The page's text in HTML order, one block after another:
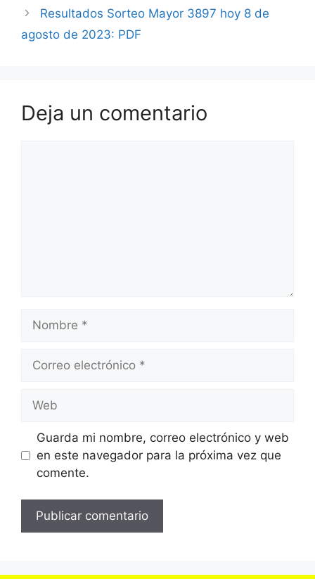
Resultados Sorteo Mayor 3897 hoy 8 de
agosto de 2023: PDF
Deja un comentario
electrónico
Guarda mi nombre, correo electrónico y web
en este navegador para la próxima vez que
comente.